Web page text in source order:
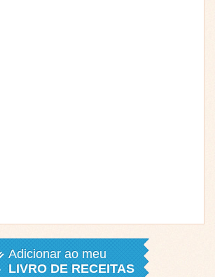
Adicionar ao meu
LIVRO DE RECEITAS